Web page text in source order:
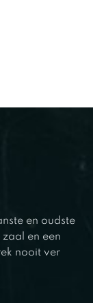
en oudste
zaal en een
nooit ver